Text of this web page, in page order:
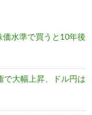
水準で買うと10年後
で大幅上昇、ドル円は